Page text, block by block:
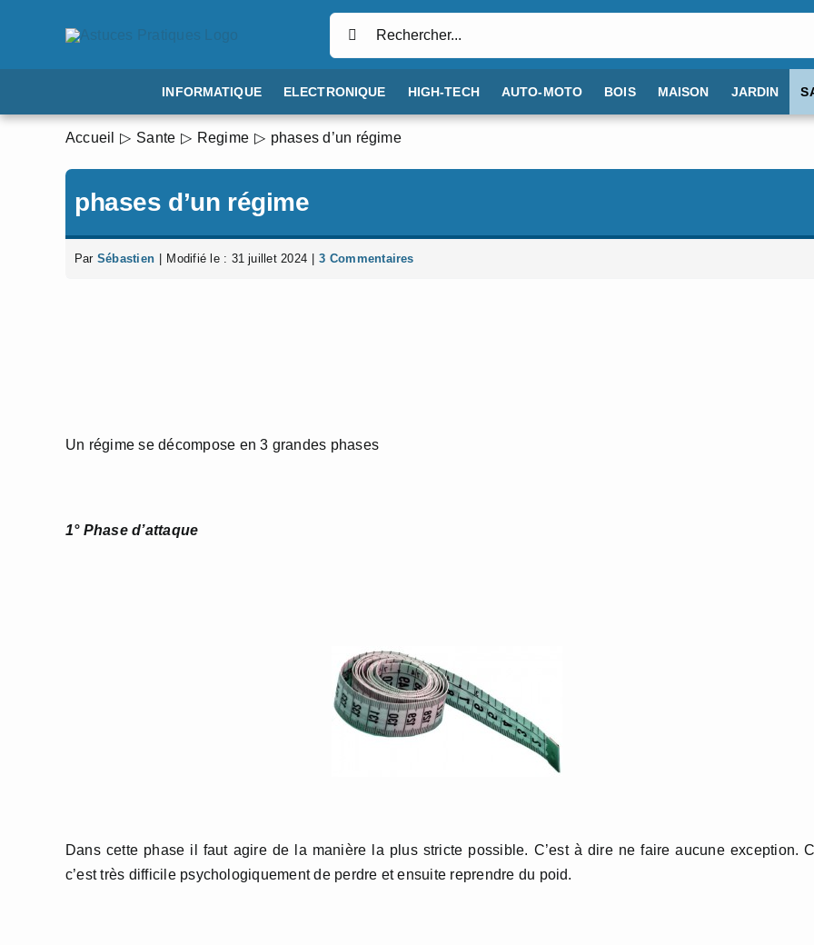
INFORMATIQUE ELECTRONIQUE HIGH-TECH AUTO-MOTO BOIS MAISON JARDIN
Accueil Sante Regime phases d’un régime
phases d’un régime
Par Sébastien Modifié le : 31 juillet 2024 3 Commentaires
Un régime se décompose en 3 grandes phases
1° Phase d’attaque
Dans cette phase il faut agire de la manière la plus stricte possible. C’est à dire ne faire aucune exception.
c’est très difficile psychologiquement de perdre et ensuite reprendre du poid.